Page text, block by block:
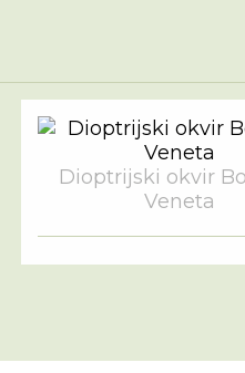
Dioptrijski okvir
Veneta